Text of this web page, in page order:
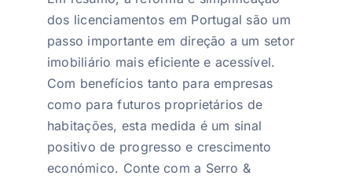
dos licenciamentos em Portugal são um
passo importante em direção a um setor
imobiliário mais eficiente e acessível.
Com benefícios tanto para empresas
como para futuros proprietários de
habitações, esta medida é um sinal
positivo de progresso e crescimento
económico. Conte com a Serro &